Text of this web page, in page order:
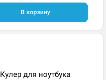
В корзину
Кулер для ноутбука